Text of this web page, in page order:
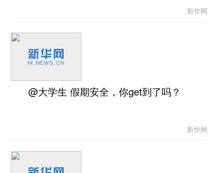
新华网
@大学生 假期安全，你get到了吗？
新华网